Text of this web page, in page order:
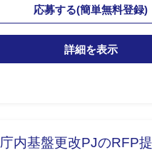
・PMサポートとして、
施予定
-開発チームの作業・進
等)および開発・リリー
の可能性あり(0.5工数×2
応募する(簡単無料登録)
詳細を表示
内基盤更改PJのRFP